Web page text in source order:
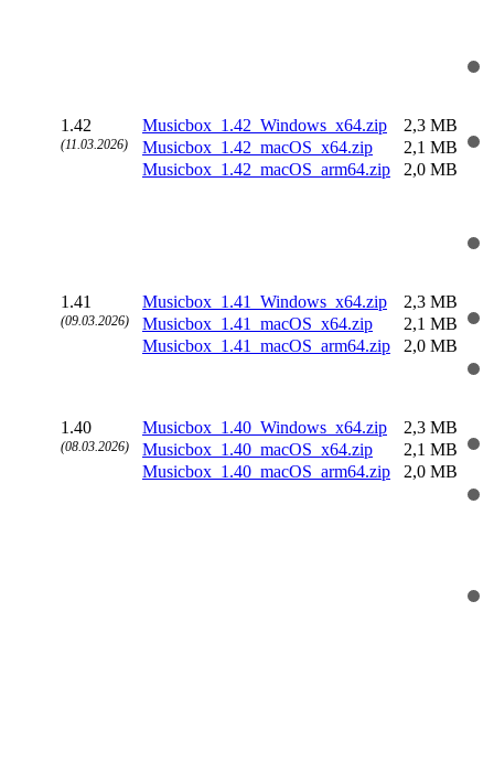
1.42
(11.03.2026)
Musicbox_1.42_Windows_x64.zip
Musicbox_1.42_macOS_x64.zip
Musicbox_1.42_macOS_arm64.zip
2,3 MB
2,1 MB
2,0 MB
1.41
(09.03.2026)
Musicbox_1.41_Windows_x64.zip
Musicbox_1.41_macOS_x64.zip
Musicbox_1.41_macOS_arm64.zip
2,3 MB
2,1 MB
2,0 MB
1.40
(08.03.2026)
Musicbox_1.40_Windows_x64.zip
Musicbox_1.40_macOS_x64.zip
Musicbox_1.40_macOS_arm64.zip
2,3 MB
2,1 MB
2,0 MB